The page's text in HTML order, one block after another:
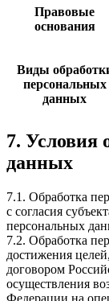
Правовые
основания
Виды
персональных
данных
7. Условия
данных
7.1. Обработка
с согласия
персональных
7.2. Обработка
достижения
договором
осуществления
Федерации на